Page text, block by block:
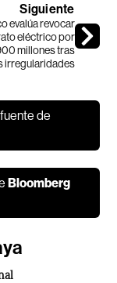
Siguiente
evalúa revocar
eléctrico por
millones tras
irregularidades
de
Bloomberg